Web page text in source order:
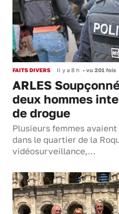
FAITS DIVERS Il y a 8 h • vu 201 fois
ARLES
deux hommes
de drogue
Plusieurs femmes
dans le quartier de la
vidéosurveillance,…